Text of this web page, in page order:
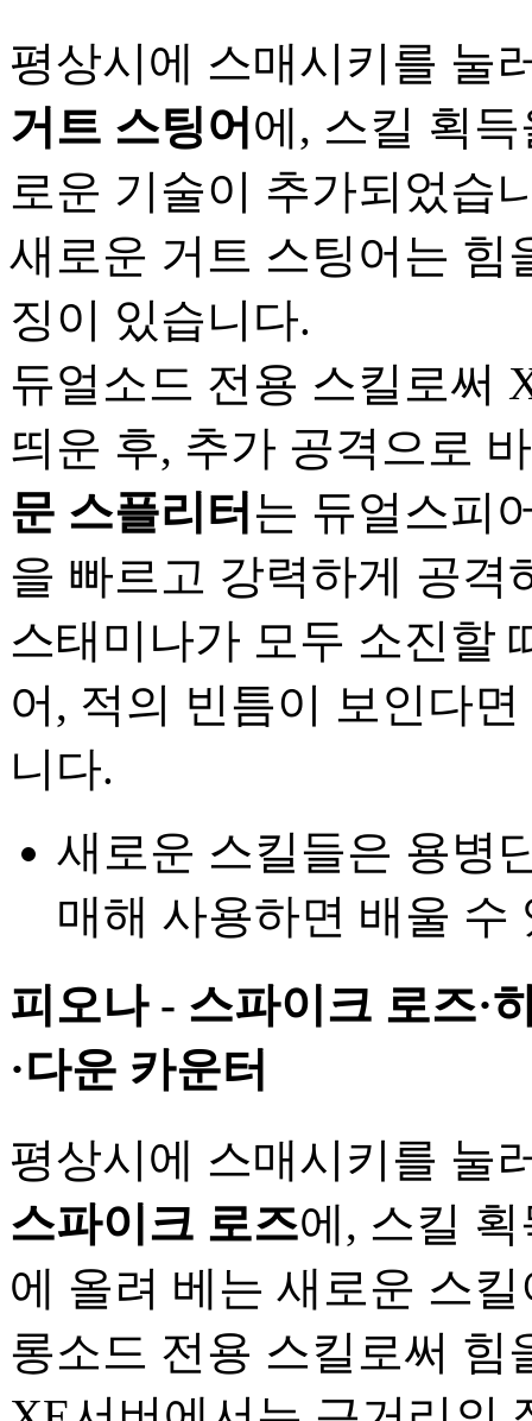
평상시에 스매시키를 눌
거트 스팅어에, 스킬 획
로운 기술이 추가되었습
새로운 거트 스팅어는 힘
징이 있습니다.
듀얼소드 전용 스킬로써
띄운 후, 추가 공격으로
문 스플리터는 듀얼스피
을 빠르고 강력하게 공격
스태미나가 모두 소진할
어, 적의 빈틈이 보인다
니다.
새로운 스킬들은 용병
매해 사용하면 배울 수
피오나 - 스파이크 로즈·
·다운 카운터
평상시에 스매시키를 눌
스파이크 로즈에, 스킬
에 올려 베는 새로운 스
롱소드 전용 스킬로써 힘